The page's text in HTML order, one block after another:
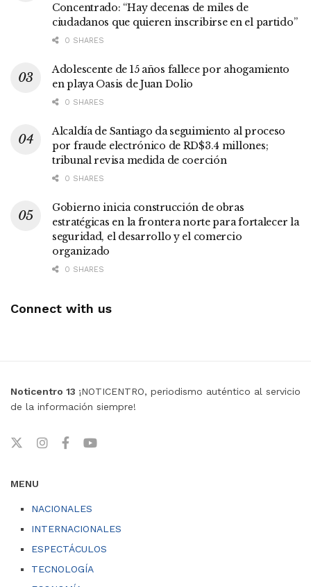
Concentrado: “Hay decenas de miles de
ciudadanos que quieren inscribirse en el partido”
0 SHARES
Adolescente de 15 años fallece por ahogamiento
en playa Oasis de Juan Dolio
0 SHARES
Alcaldía de Santiago da seguimiento al proceso
por fraude electrónico de RD$3.4 millones;
tribunal revisa medida de coerción
0 SHARES
Gobierno inicia construcción de obras
estratégicas en la frontera norte para fortalecer la
seguridad, el desarrollo y el comercio
organizado
0 SHARES
Connect with us
Noticentro 13 ¡NOTICENTRO, periodismo auténtico al servicio
de la información siempre!
MENU
NACIONALES
INTERNACIONALES
ESPECTÁCULOS
TECNOLOGÍA